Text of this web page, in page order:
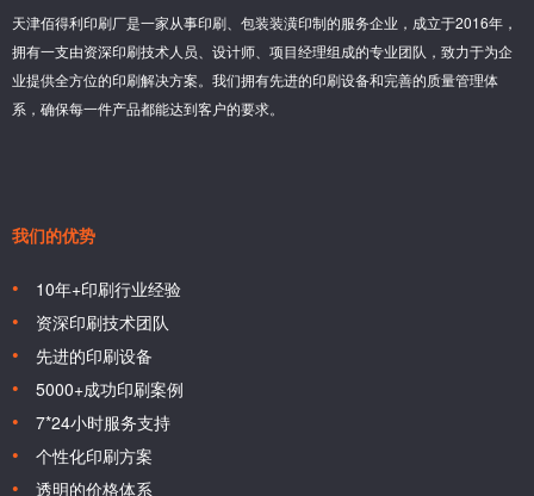
天津佰得利印刷厂是一家从事印刷、包装装潢印制的服务企业，成立于2016年，
拥有一支由资深印刷技术人员、设计师、项目经理组成的专业团队，致力于为企
业提供全方位的印刷解决方案。我们拥有先进的印刷设备和完善的质量管理体
系，确保每一件产品都能达到客户的要求。
我们的优势
10年+印刷行业经验
资深印刷技术团队
先进的印刷设备
5000+成功印刷案例
7*24小时服务支持
个性化印刷方案
透明的价格体系